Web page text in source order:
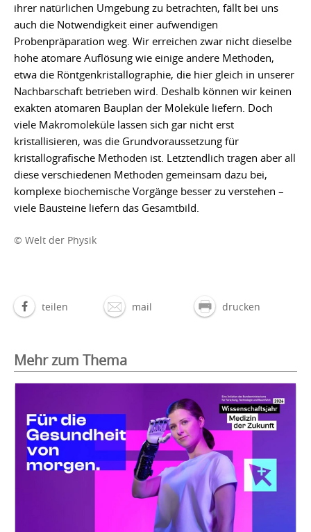
ihrer natürlichen Umgebung zu betrachten, fällt bei uns
auch die Notwendigkeit einer aufwendigen
Probenpräparation weg. Wir erreichen zwar nicht dieselbe
hohe atomare Auflösung wie einige andere Methoden,
etwa die Röntgenkristallographie, die hier gleich in unserer
Nachbarschaft betrieben wird. Deshalb können wir keinen
exakten atomaren Bauplan der Moleküle liefern. Doch
viele Makromoleküle lassen sich gar nicht erst
kristallisieren, was die Grundvoraussetzung für
kristallografische Methoden ist. Letztendlich tragen aber all
diese verschiedenen Methoden gemeinsam dazu bei,
komplexe biochemische Vorgänge besser zu verstehen –
viele Bausteine liefern das Gesamtbild.
© Welt der Physik
teilen mail drucken
Mehr zum Thema